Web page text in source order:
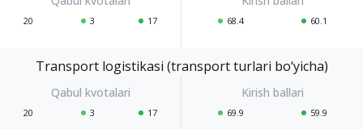
20 3 17 68.4 60.1
Transport logistikasi (transport turlari bo‘yicha)
20 3 17 69.9 59.9